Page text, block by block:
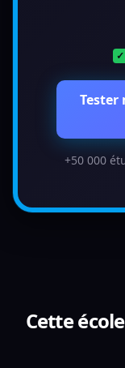
✓
Tester
+50 000
Cette